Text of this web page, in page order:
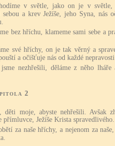
v světle, jako on je v světle,
sebou a krev Ježíše, jeho Syna, nás
bez hříchu, klameme sami sebe a
své hříchy, on je tak věrný a
a očišťuje nás od každé
nezhřešili, děláme z něho lháře
2
děti moje, abyste nehřešili. Avšak
přímluvce, Ježíše Krista spravedlivého.
za naše hříchy, a nejenom za